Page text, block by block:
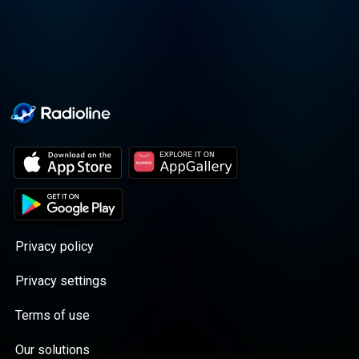
Privacy policy
Privacy settings
Terms of use
Our solutions